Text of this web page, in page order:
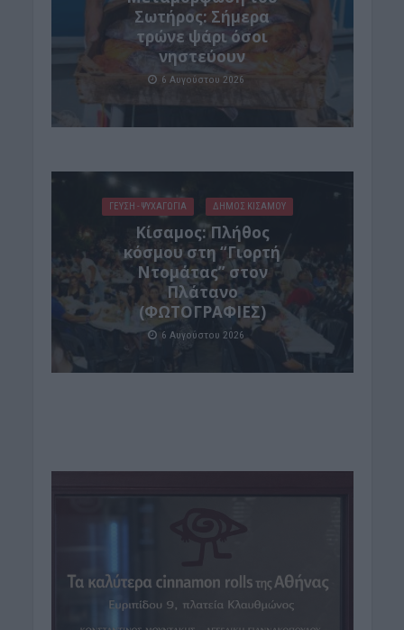
Σωτήρος: Σήμερα
τρώνε ψάρι όσοι
νηστεύουν
6 Αυγούστου 2026
ΓΕΎΣΗ - ΨΥΧΑΓΩΓΊΑ ΔΉΜΟΣ ΚΙΣΆΜΟΥ
Κίσαμος: Πλήθος
κόσμου στη “Γιορτή
Ντομάτας” στον
Πλάτανο
(ΦΩΤΟΓΡΑΦΙΕΣ)
6 Αυγούστου 2026